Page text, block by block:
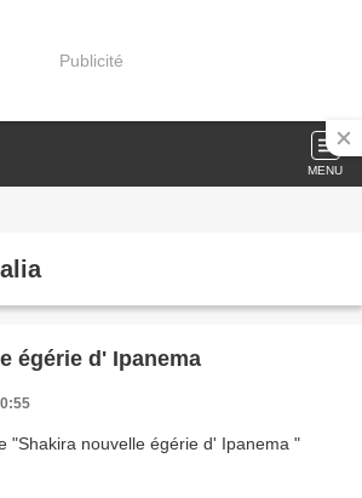
Publicité
MENU
égérie d' Ipanema